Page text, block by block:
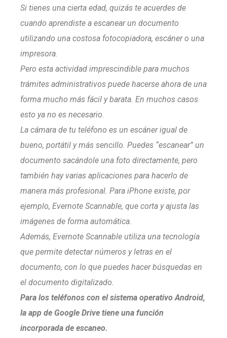
Si tienes una cierta edad, quizás te acuerdes de
cuando aprendiste a escanear un documento
utilizando una costosa fotocopiadora, escáner o una
impresora.
Pero esta actividad imprescindible para muchos
trámites administrativos puede hacerse ahora de una
forma mucho más fácil y barata. En muchos casos
esto ya no es necesario.
La cámara de tu teléfono es un escáner igual de
bueno, portátil y más sencillo. Puedes “escanear” un
documento sacándole una foto directamente, pero
también hay varias aplicaciones para hacerlo de
manera más profesional. Para iPhone existe, por
ejemplo, Evernote Scannable, que corta y ajusta las
imágenes de forma automática.
Además, Evernote Scannable utiliza una tecnología
que permite detectar números y letras en el
documento, con lo que puedes hacer búsquedas en
el documento digitalizado.
Para los teléfonos con el sistema operativo Android,
la app de Google Drive tiene una función
incorporada de escaneo.